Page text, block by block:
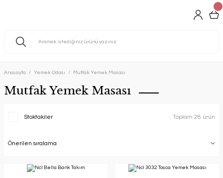
Anasayfa Yemek Odası Mutfak Yemek Masası
Mutfak Yemek Masası
Stoktakiler Toplam 28 ürün